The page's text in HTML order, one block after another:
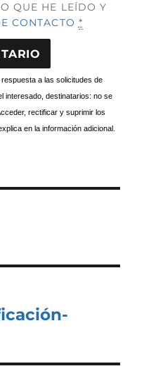
QUE HE LEÍDO Y
CONTACTO *
respuesta a las solicitudes de
interesado, destinatarios: no se
rectificar y suprimir los
en la información adicional.